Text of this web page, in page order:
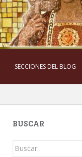
SECCIONES DEL BLOG
BUSCAR
Buscar: